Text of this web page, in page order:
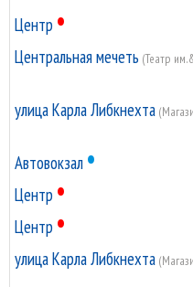
Центр •
Центральная мечеть (Театр
улица Карла Либкнехта
Автовокзал •
Центр •
Центр •
улица Карла Либкнехта